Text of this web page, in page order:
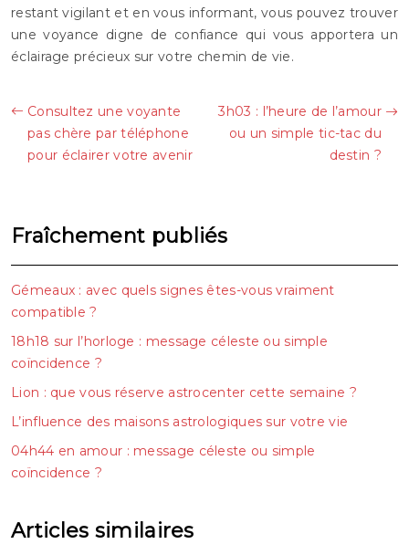
restant vigilant et en vous informant, vous pouvez trouver
une voyance digne de confiance qui vous apportera un
éclairage précieux sur votre chemin de vie.
Consultez une voyante
pas chère par téléphone
pour éclairer votre avenir
3h03 : l’heure de l’amour
ou un simple tic-tac du
destin ?
Fraîchement publiés
Gémeaux : avec quels signes êtes-vous vraiment
compatible ?
18h18 sur l’horloge : message céleste ou simple
coïncidence ?
Lion : que vous réserve astrocenter cette semaine ?
L’influence des maisons astrologiques sur votre vie
04h44 en amour : message céleste ou simple
coïncidence ?
Articles similaires